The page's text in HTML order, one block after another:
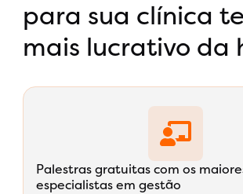
para sua clínica
mais lucrativo da
Palestras gratuitas com os
especialistas em gestão